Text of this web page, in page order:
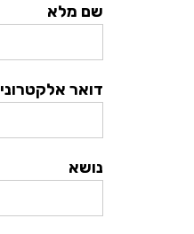
שם מלא
דואר אלקטרוני
נושא